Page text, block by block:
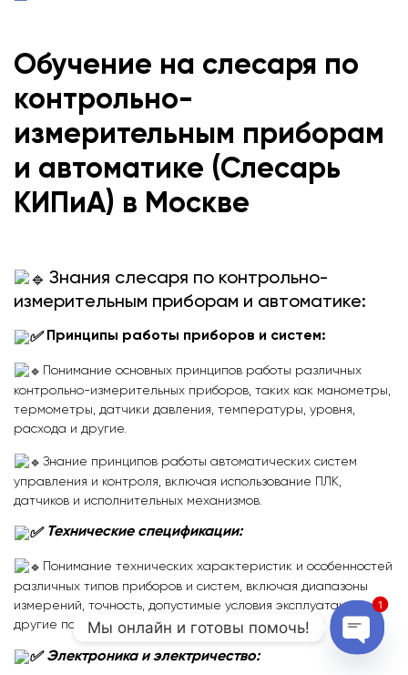
Обучение на слесаря по
контрольно-
измерительным приборам
и автоматике (Слесарь
КИПиА) в Москве
Знания слесаря по контрольно-
измерительным приборам и автоматике:
Принципы работы приборов и систем:
Понимание основных принципов работы различных
контрольно-измерительных приборов, таких как манометры,
термометры, датчики давления, температуры, уровня,
расхода и другие.
Знание принципов работы автоматических систем
управления и контроля, включая использование ПЛК,
датчиков и исполнительных механизмов.
Технические спецификации:
Понимание технических характеристик и особенностей
различных типов приборов и систем, включая диапазоны
измерений, точность, допустимые условия эксплуатации и
другие параметры.
Электроника и электричество:
Мы онлайн и готовы помочь!
1